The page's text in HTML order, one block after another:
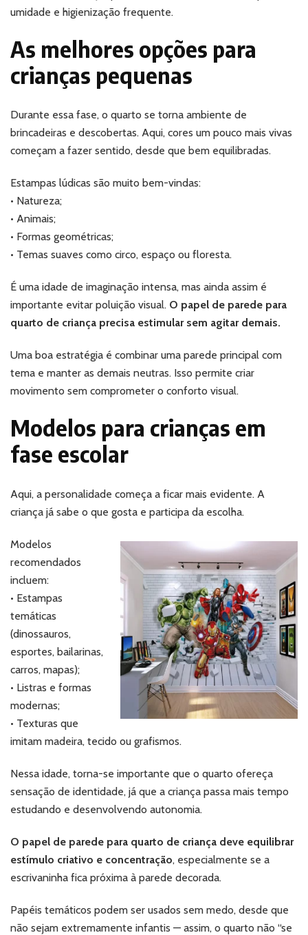
umidade e higienização frequente.
As melhores opções para
crianças pequenas
Durante essa fase, o quarto se torna ambiente de
brincadeiras e descobertas. Aqui, cores um pouco mais vivas
começam a fazer sentido, desde que bem equilibradas.
Estampas lúdicas são muito bem-vindas:
• Natureza;
• Animais;
• Formas geométricas;
• Temas suaves como circo, espaço ou floresta.
É uma idade de imaginação intensa, mas ainda assim é
importante evitar poluição visual. O papel de parede para
quarto de criança precisa estimular sem agitar demais.
Uma boa estratégia é combinar uma parede principal com
tema e manter as demais neutras. Isso permite criar
movimento sem comprometer o conforto visual.
Modelos para crianças em
fase escolar
Aqui, a personalidade começa a ficar mais evidente. A
criança já sabe o que gosta e participa da escolha.
Modelos
recomendados
incluem:
• Estampas
temáticas
(dinossauros,
esportes, bailarinas,
carros, mapas);
• Listras e formas
modernas;
• Texturas que
imitam madeira, tecido ou grafismos.
Nessa idade, torna-se importante que o quarto ofereça
sensação de identidade, já que a criança passa mais tempo
estudando e desenvolvendo autonomia.
O papel de parede para quarto de criança deve equilibrar
estímulo criativo e concentração, especialmente se a
escrivaninha fica próxima à parede decorada.
Papéis temáticos podem ser usados sem medo, desde que
não sejam extremamente infantis — assim, o quarto não “se